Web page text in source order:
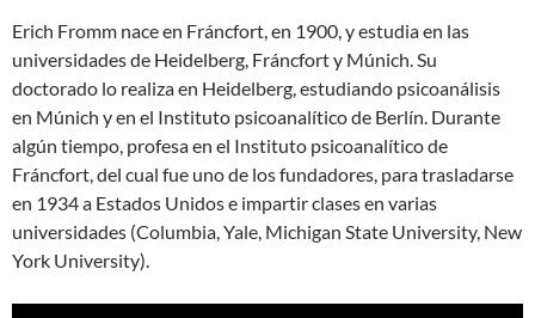
Erich Fromm nace en Fráncfort, en 1900, y estudia en las
universidades de Heidelberg, Fráncfort y Múnich. Su
doctorado lo realiza en Heidelberg, estudiando psicoanálisis
en Múnich y en el Instituto psicoanalítico de Berlín. Durante
algún tiempo, profesa en el Instituto psicoanalítico de
Fráncfort, del cual fue uno de los fundadores, para trasladarse
en 1934 a Estados Unidos e impartir clases en varias
universidades (Columbia, Yale, Michigan State University, New
York University).